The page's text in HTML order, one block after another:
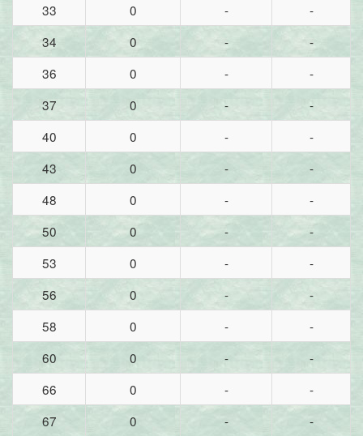
33
0 -
-
34
0 -
-
36
0 -
-
37
0 -
-
40
0 -
-
43
0 -
-
48
0 -
-
50
0 -
-
53
0 -
-
56
0 -
-
58
0 -
-
60
0 -
-
66
0 -
-
67
0 -
-